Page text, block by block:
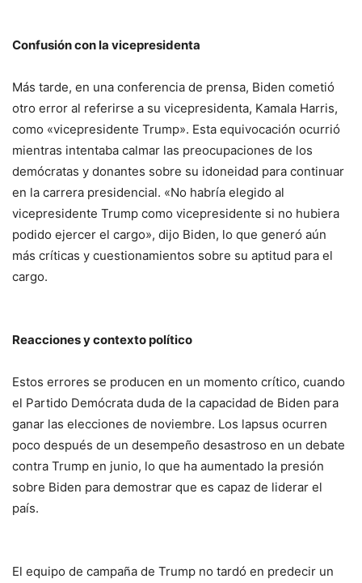
Confusión con la vicepresidenta
Más tarde, en una conferencia de prensa, Biden cometió
otro error al referirse a su vicepresidenta, Kamala Harris,
como «vicepresidente Trump». Esta equivocación ocurrió
mientras intentaba calmar las preocupaciones de los
demócratas y donantes sobre su idoneidad para continuar
en la carrera presidencial. «No habría elegido al
vicepresidente Trump como vicepresidente si no hubiera
podido ejercer el cargo», dijo Biden, lo que generó aún
más críticas y cuestionamientos sobre su aptitud para el
cargo.
Reacciones y contexto político
Estos errores se producen en un momento crítico, cuando
el Partido Demócrata duda de la capacidad de Biden para
ganar las elecciones de noviembre. Los lapsus ocurren
poco después de un desempeño desastroso en un debate
contra Trump en junio, lo que ha aumentado la presión
sobre Biden para demostrar que es capaz de liderar el
país.
El equipo de campaña de Trump no tardó en predecir un